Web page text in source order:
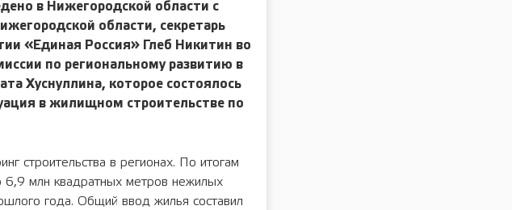
в Нижегородской области с
области, секретарь
«Единая Россия» Глеб Никитин во
по региональному развитию в
Хуснуллина, которое состоялось
в жилищном строительстве по
строительства в регионах. По итогам
6,9 млн квадратных метров нежилых
года. Общий ввод жилья составил